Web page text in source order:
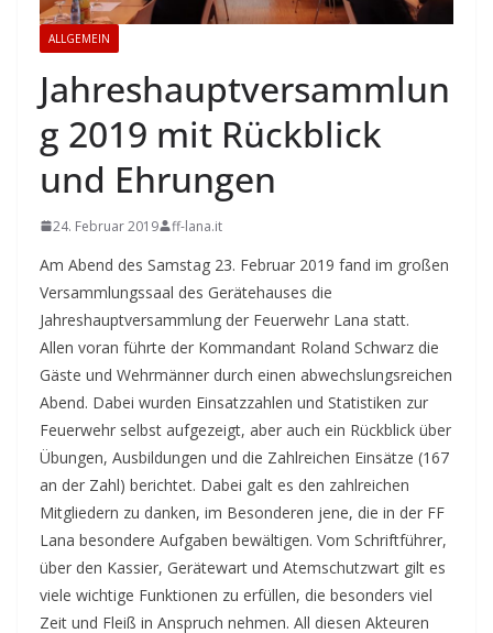
ALLGEMEIN
Jahreshauptversammlun
g 2019 mit Rückblick
und Ehrungen
24. Februar 2019 ff-lana.it
Am Abend des Samstag 23. Februar 2019 fand im großen
Versammlungssaal des Gerätehauses die
Jahreshauptversammlung der Feuerwehr Lana statt.
Allen voran führte der Kommandant Roland Schwarz die
Gäste und Wehrmänner durch einen abwechslungsreichen
Abend. Dabei wurden Einsatzzahlen und Statistiken zur
Feuerwehr selbst aufgezeigt, aber auch ein Rückblick über
Übungen, Ausbildungen und die Zahlreichen Einsätze (167
an der Zahl) berichtet. Dabei galt es den zahlreichen
Mitgliedern zu danken, im Besonderen jene, die in der FF
Lana besondere Aufgaben bewältigen. Vom Schriftführer,
über den Kassier, Gerätewart und Atemschutzwart gilt es
viele wichtige Funktionen zu erfüllen, die besonders viel
Zeit und Fleiß in Anspruch nehmen. All diesen Akteuren